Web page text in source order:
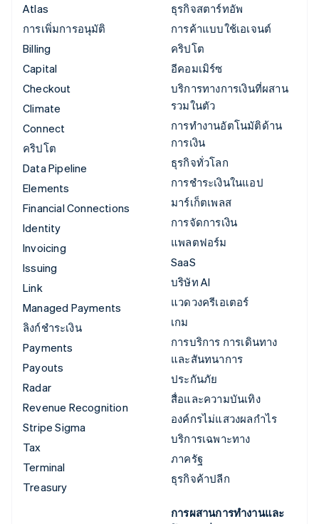
Atlas
การเพิ่มการอนุมัติ
Billing
Capital
Checkout
Climate
Connect
คริปโต
Data Pipeline
Elements
Financial Connections
Identity
Invoicing
Issuing
Link
Managed Payments
ลิงก์ชำระเงิน
Payments
Payouts
Radar
Revenue Recognition
Stripe Sigma
Tax
Terminal
Treasury
ธุรกิจสตาร์ทอัพ
การค้าแบบใช้เอเจนต์
คริปโต
อีคอมเมิร์ซ
บริการทางการเงินที่ผสาน
รวมในตัว
การทำงานอัตโนมัติด้าน
การเงิน
ธุรกิจทั่วโลก
การชำระเงินในแอป
มาร์เก็ตเพลส
การจัดการเงิน
แพลตฟอร์ม
SaaS
บริษัท AI
แวดวงครีเอเตอร์
เกม
การบริการ การเดินทาง
และสันทนาการ
ประกันภัย
สื่อและความบันเทิง
องค์กรไม่แสวงผลกำไร
บริการเฉพาะทาง
ภาครัฐ
ธุรกิจค้าปลีก
การผสานการทำงานและ